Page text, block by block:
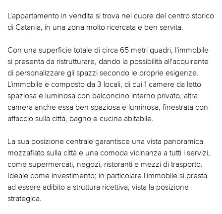
L'appartamento in vendita si trova nel cuore del centro storico
di Catania, in una zona molto ricercata e ben servita.
Con una superficie totale di circa 65 metri quadri, l'immobile
si presenta da ristrutturare, dando la possibilità all'acquirente
di personalizzare gli spazzi secondo le proprie esigenze.
L'immobile è composto da 3 locali, di cui 1 camere da letto
spaziosa e luminosa con balconcino interno privato, altra
camera anche essa ben spaziosa e luminosa, finestrata con
affaccio sulla città, bagno e cucina abitabile.
La sua posizione centrale garantisce una vista panoramica
mozzafiato sulla città e una comoda vicinanza a tutti i servizi,
come supermercati, negozi, ristoranti e mezzi di trasporto.
Ideale come investimento; in particolare l'immobile si presta
ad essere adibito a struttura ricettiva, vista la posizione
strategica.